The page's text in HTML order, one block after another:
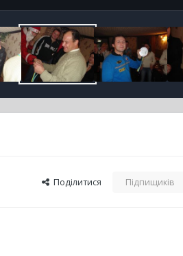
Поділитися Підпищиків